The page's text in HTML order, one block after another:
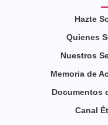
Hazte
Quienes
Nuestros
Memoria de
Documentos
Canal